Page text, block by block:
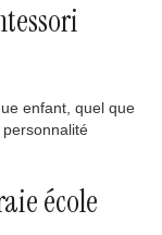
enfant, quel que
école